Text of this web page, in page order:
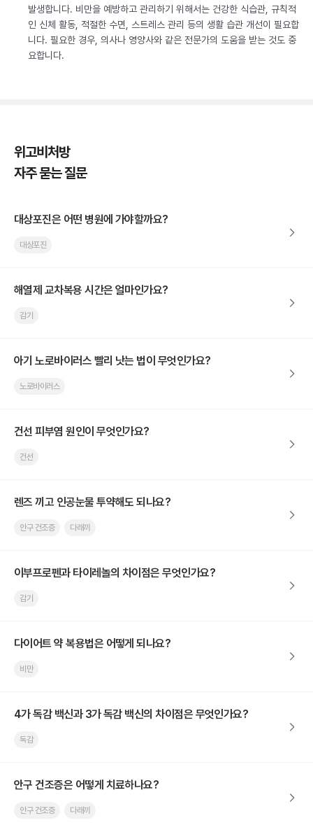
발생합니다. 비만을 예방하고 관리하기 위해서는 건강한 식습관, 규칙적
인 신체 활동, 적절한 수면, 스트레스 관리 등의 생활 습관 개선이 필요합
니다. 필요한 경우, 의사나 영양사와 같은 전문가의 도움을 받는 것도 중
요합니다.
위고비처방
자주 묻는 질문
대상포진은 어떤 병원에 가야할까요?
대상포진
해열제 교차복용 시간은 얼마인가요?
감기
아기 노로바이러스 빨리 낫는 법이 무엇인가요?
노로바이러스
건선 피부염 원인이 무엇인가요?
건선
렌즈 끼고 인공눈물 투약해도 되나요?
안구 건조증 다래끼
이부프로펜과 타이레놀의 차이점은 무엇인가요?
감기
다이어트 약 복용법은 어떻게 되나요?
비만
4가 독감 백신과 3가 독감 백신의 차이점은 무엇인가요?
독감
안구 건조증은 어떻게 치료하나요?
안구 건조증 다래끼